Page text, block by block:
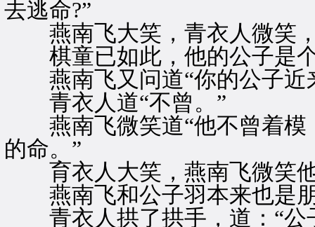
去逃命?”
燕南飞大笑，青衣人微笑，
棋童已如此，他的公子是个
燕南飞又问道“你的公子近
青衣人道“不曾。”
燕南飞微笑道“他不曾着模
的命。”
育衣人大笑，燕南飞微笑他
燕南飞和公子羽本来也是
青衣人拱了拱手，道：“公